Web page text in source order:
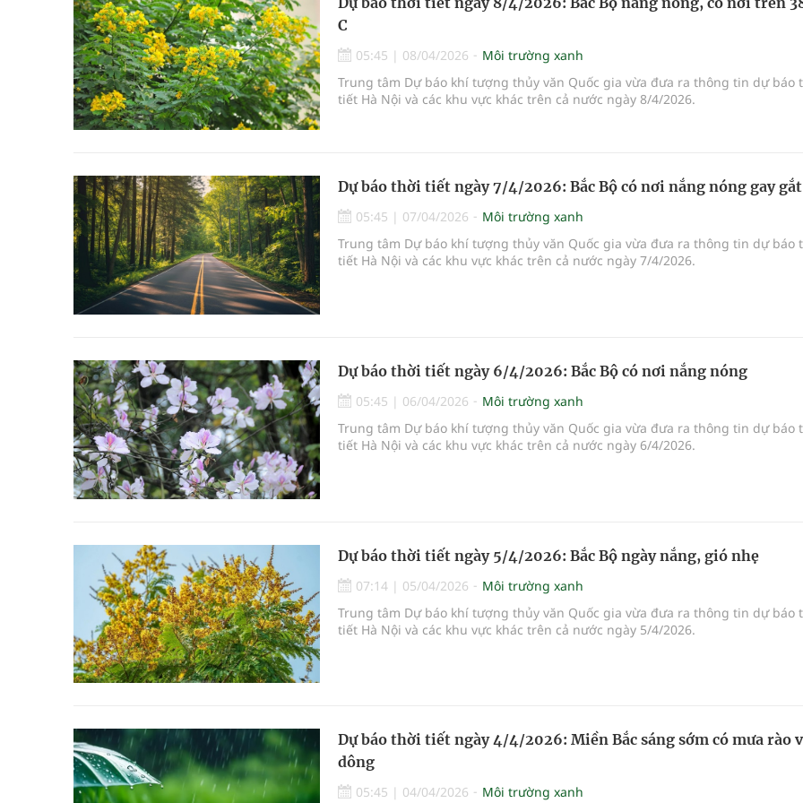
C
05:45 | 08/04/2026
Môi trường xanh
Trung tâm Dự báo khí tượng thủy văn Quốc gia vừa đưa ra thông tin dự báo
tiết Hà Nội và các khu vực khác trên cả nước ngày 8/4/2026.
Dự báo thời tiết ngày 7/4/2026: Bắc Bộ có nơi nắng nóng gay gắt
05:45 | 07/04/2026
Môi trường xanh
Trung tâm Dự báo khí tượng thủy văn Quốc gia vừa đưa ra thông tin dự báo
tiết Hà Nội và các khu vực khác trên cả nước ngày 7/4/2026.
Dự báo thời tiết ngày 6/4/2026: Bắc Bộ có nơi nắng nóng
05:45 | 06/04/2026
Môi trường xanh
Trung tâm Dự báo khí tượng thủy văn Quốc gia vừa đưa ra thông tin dự báo
tiết Hà Nội và các khu vực khác trên cả nước ngày 6/4/2026.
Dự báo thời tiết ngày 5/4/2026: Bắc Bộ ngày nắng, gió nhẹ
07:14 | 05/04/2026
Môi trường xanh
Trung tâm Dự báo khí tượng thủy văn Quốc gia vừa đưa ra thông tin dự báo
tiết Hà Nội và các khu vực khác trên cả nước ngày 5/4/2026.
Dự báo thời tiết ngày 4/4/2026: Miền Bắc sáng sớm có mưa rào
dông
05:45 | 04/04/2026 Môi trường xanh